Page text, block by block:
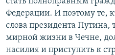
Федерации. И поэтому те,
слова президента Путина,
мирной жизни в Чечне,
насилия и приступить к